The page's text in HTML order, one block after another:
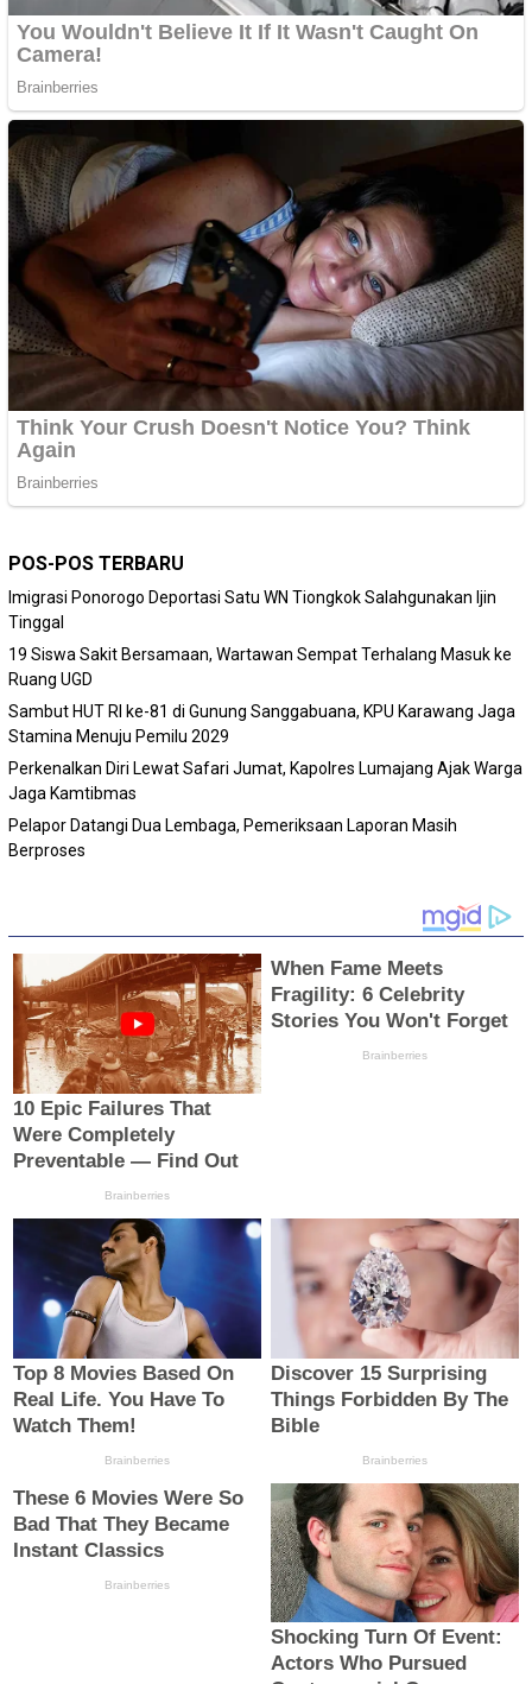
POS-POS TERBARU
Imigrasi Ponorogo Deportasi Satu WN Tiongkok Salahgunakan Ijin
Tinggal
19 Siswa Sakit Bersamaan, Wartawan Sempat Terhalang Masuk ke
Ruang UGD
Sambut HUT RI ke-81 di Gunung Sanggabuana, KPU Karawang Jaga
Stamina Menuju Pemilu 2029
Perkenalkan Diri Lewat Safari Jumat, Kapolres Lumajang Ajak Warga
Jaga Kamtibmas
Pelapor Datangi Dua Lembaga, Pemeriksaan Laporan Masih
Berproses